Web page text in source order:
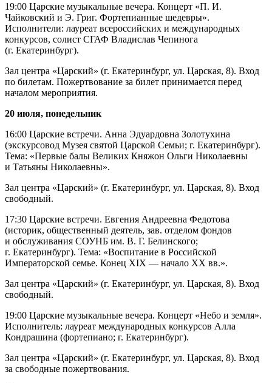
19:00 Царские музыкальные вечера. Концерт «П. И.
Чайковский и Э. Григ. Фортепианные шедевры».
Исполнители: лауреат всероссийских и международных
конкурсов, солист СГАФ Владислав Чепинога
(г. Екатеринбург).
Зал центра «Царский» (г. Екатеринбург, ул. Царская, 8). Вход
по билетам. Пожертвование за билет принимается перед
началом мероприятия.
20 июля, понедельник
16:00 Царские встречи. Анна Эдуардовна Золотухина
(экскурсовод Музея святой Царской Семьи; г. Екатеринбург).
Тема: «Первые балы Великих Княжон Ольги Николаевны
и Татьяны Николаевны».
Зал центра «Царский» (г. Екатеринбург, ул. Царская, 8). Вход
свободный.
17:30 Царские встречи. Евгения Андреевна Федотова
(историк, общественный деятель, зав. отделом фондов
и обслуживания СОУНБ им. В. Г. Белинского;
г. Екатеринбург). Тема: «Воспитание в Российской
Императорской семье. Конец XIX — начало XX вв.».
Зал центра «Царский» (г. Екатеринбург, ул. Царская, 8). Вход
свободный.
19:00 Царские музыкальные вечера. Концерт «Небо и земля».
Исполнитель: лауреат международных конкурсов Алла
Кондрашина (фортепиано; г. Екатеринбург).
Зал центра «Царский» (г. Екатеринбург, ул. Царская, 8). Вход
за свободные пожертвования.